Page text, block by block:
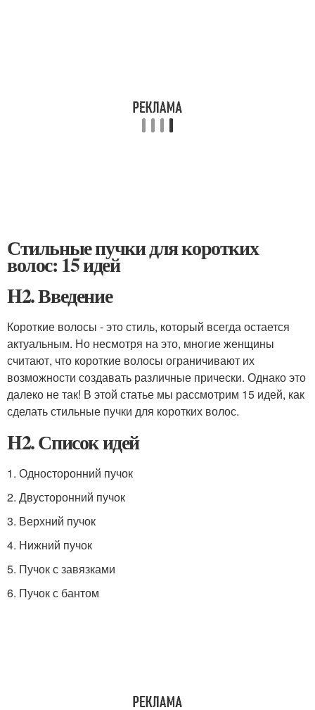
Стильные пучки для коротких
волос: 15 идей
H2. Введение
Короткие волосы - это стиль, который всегда остается
актуальным. Но несмотря на это, многие женщины
считают, что короткие волосы ограничивают их
возможности создавать различные прически. Однако это
далеко не так! В этой статье мы рассмотрим 15 идей, как
сделать стильные пучки для коротких волос.
H2. Список идей
1. Односторонний пучок
2. Двусторонний пучок
3. Верхний пучок
4. Нижний пучок
5. Пучок с завязками
6. Пучок с бантом